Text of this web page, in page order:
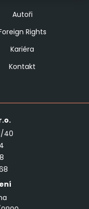
Autoři
Rights
Kariéra
Kontakt
40